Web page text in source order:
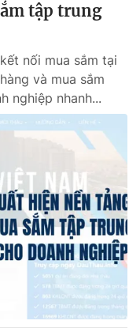
tập trung
nối mua sắm tại
và mua sắm
nghiệp nhanh...